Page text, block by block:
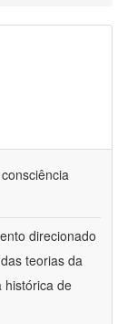
direcionado
teorias da
histórica de